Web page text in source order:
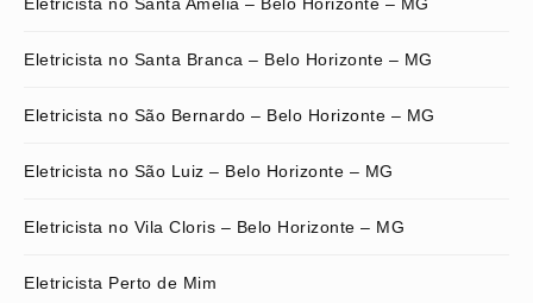
Eletricista no Santa Branca – Belo Horizonte – MG
Eletricista no São Bernardo – Belo Horizonte – MG
Eletricista no São Luiz – Belo Horizonte – MG
Eletricista no Vila Cloris – Belo Horizonte – MG
Eletricista Perto de Mim